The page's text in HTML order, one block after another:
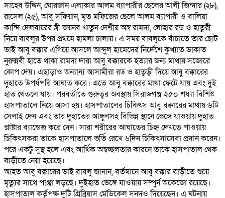
সাহেব উদ্দিন, ঘোরজান এলাকার আলম ব্যাপারীর ছেলের আলী জিন্দার (২৮),
রাসেল (২৫), আবু সফিয়ান, মৃত মফিজের ছেলে আলম ব্যাপারী ও বালিয়া
কান্দি দেলবারের স্ত্রী জয়নব খাতুন দেশীয় অস্ত্র রামদা, লোহার রড ও হাতুরী
নিয়ে বাবলুর উপর প্রথমে হামলা চালায়। এ সময় বাবলুকে বাঁচাতে তার ছোট
ভাই আবু বক্কার এগিয়ে আসলে আব্দুল হামেদের নির্দেশে কুখ্যাত ডাকাত
নুরুন্নবী হাতে থাকা রামদা দারা আবু বক্কারকে হত্যার জন্য মাথায় সজোরে
কোপ দেয়। এছাড়াও অন্যান্য আসামীরা রড ও হাতুড়ী দিয়ে আবু বক্কারের
দুহাতে উপর্যপরি আঘাত করে। এতে আবু বক্কারের মাথা ফেটে যায় এবং দুই
হাত থেতলে যায়। পরবর্তীতে গুরুত্বর অবস্থায় সিরাজগঞ্জ ২৫০ শয্যা বিশিষ্ট
হাসপাতালে নিয়ে আসা হয়। হাসপাতালের চিকিৎস আবু বক্কারের মাথায় ৬টি
সেলাই দেন এবং তার দুহাতের আঙ্গুলসহ বিভিন্ন স্থানে ভেঙ্গে যাওয়ায় দুহাত
প্লাষ্টার ব্যান্ডেজ করে দেন। সারা শরীরের আঘাতের চিহ্ন দেখতে পাওয়ায়
চিকিৎসকরা তাকে হাসপাতালে ভর্তি রেখে ৬দিন চিকিৎসাসেবা প্রদান করেন।
পরে একটু সুস্থ হলে এবং আর্থিক অস্বচ্ছলতার কারনে তাকে হাসপাতাল থেক
বাড়ীতে নেয়া হয়েছে।
আহত আবু বক্কারের ভাই বাবলু জানান, বর্তমানে আবু বক্কার বাড়ীতে শুয়ে
মৃত্যুর সাথে পাঞ্জা লড়ছে। দুইহাত ভেঙ্গে যাওয়ায় সম্পুর্ন অকেজো রয়েছে।
হাসপাতাল কর্তৃপক্ষ দুটি গ্রিব্রিয়াস মেডিকেল সনদও দিয়েছেন। এ ঘটনায়